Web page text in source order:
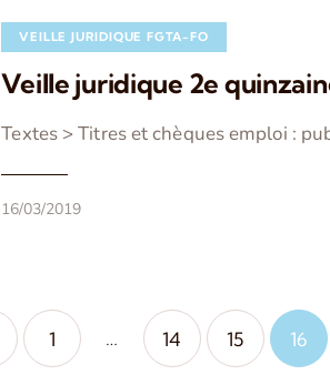
VEILLE JURIDIQUE FGTA-FO
Veille juridique 2e
Textes > Titres et chèques emploi :
16/03/2019
1 … 14 15 16